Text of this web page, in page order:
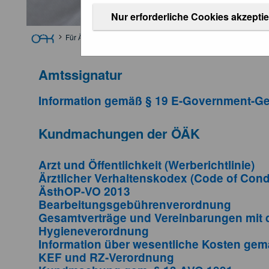
Nur erforderliche Cookies
Für Ärztinnen und Ärzte
Amtssignatur
Information gemäß § 19 E-Government-
Kundmachungen der ÖÄK
Arzt und Öffentlichkeit (Werberichtlinie)
Ärztlicher Verhaltenskodex (Code of
ÄsthOP-VO 2013
Bearbeitungsgebührenverordnung
Gesamtverträge und Vereinbarungen
Hygieneverordnung
Information über wesentliche Kosten
KEF und RZ-Verordnung